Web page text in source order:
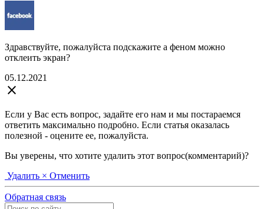
Здравствуйте, пожалуйста подскажите а феном можно
отклеить экран?
05.12.2021
close
Если у Вас есть вопрос, задайте его нам и мы постараемся
ответить максимально подробно. Если статья оказалась
полезной - оцените ее, пожалуйста.
Вы уверены, что хотите удалить этот вопрос(комментарий)?
Удалить × Отменить
Обратная связь